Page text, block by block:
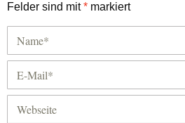
Felder sind mit* markiert